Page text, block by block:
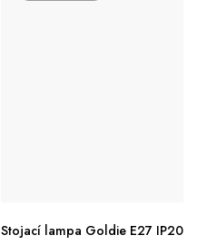
Stojací lampa Goldie E27 IP20